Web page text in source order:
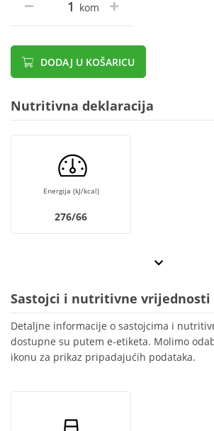
kom
DODAJ U KOŠARICU
Nutritivna deklaracija
Energija (kJ/kcal)
276/66
Sastojci i nutritivne vrijednosti
Detaljne informacije o sastojcima i
dostupne su putem e-etiketa. Molimo
ikonu za prikaz pripadajućih podataka.